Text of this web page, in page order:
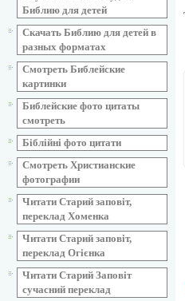
Библию для детей
Скачать Библию для детей в
разных форматах
Смотреть Библейские
картинки
Библейские фото цитаты
смотреть
Біблійні фото цитати
Смотреть Христианские
фотографии
Читати Старий заповіт,
переклад Хоменка
Читати Старий заповіт,
переклад Огієнка
Читати Старий Заповіт
сучасний переклад